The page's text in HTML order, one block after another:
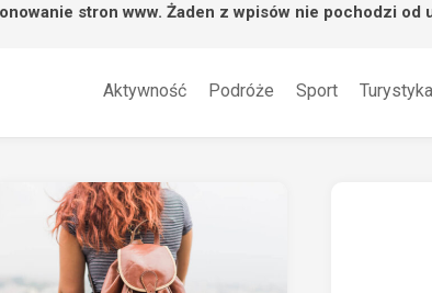
stron www. Żaden z wpisów nie pochodzi od
Aktywność Podróże Sport Turystyka